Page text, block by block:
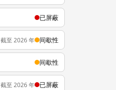
已屏蔽
截至 2026 年 间歇性
间歇性
截至 2026 年 已屏蔽